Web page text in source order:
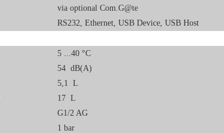
via optional Com.G@te
RS232, Ethernet, USB Device, USB Host
5 ...40 °C
54 dB(A)
5,1 L
17 L
G1/2 AG
1 bar